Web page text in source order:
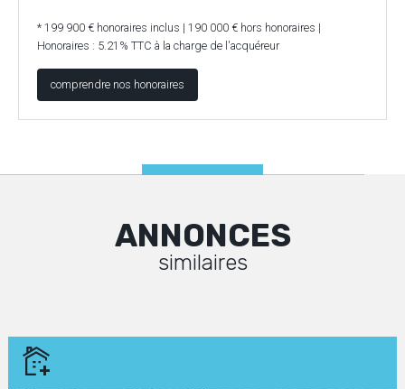
* 199 900 € honoraires inclus | 190 000 € hors honoraires |
Honoraires : 5.21% TTC à la charge de l'acquéreur
comprendre nos honoraires
ANNONCES
similaires